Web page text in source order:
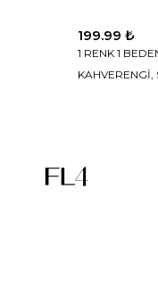
199.99 ₺
1 RENK 1
KAHVERENGİ,